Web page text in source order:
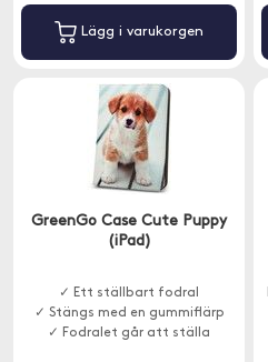
Lägg i varukorgen
GreenGo Case Cute Puppy
(iPad)
✓ Ett ställbart fodral
✓ Stängs med en gummiflärp
✓ Fodralet går att ställa